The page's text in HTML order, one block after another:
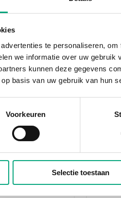
te personaliseren,
we informatie over uw
kunnen deze gegevens
basis van uw gebruik van hun
Voorkeuren
Selectie toestaan
for
in
applications.
temp
TG-
PT1000